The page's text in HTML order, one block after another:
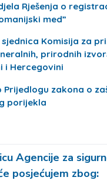
Rješenja o
med”
sjednica Komisija za
prirodnih
i Hercegovini
Prijedlogu zakona o
porijekla
Agencije za
posjećujem zbog: